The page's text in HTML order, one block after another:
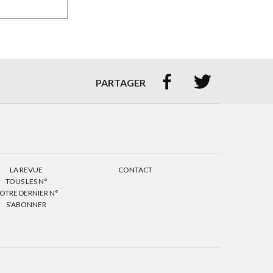
PARTAGER  
LA REVUE
TOUS LES N°
DERNIER N°
S’ABONNER
CONTACT